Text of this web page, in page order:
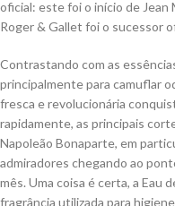
oficial: este foi o início de Jean
Roger & Gallet foi o sucessor
Contrastando com as
principalmente para camuflar
fresca e revolucionária
rapidamente, as principais
Napoleão Bonaparte, em
admiradores chegando ao
mês. Uma coisa é certa, a Eau
fragrância utilizada para